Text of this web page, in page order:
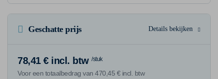
Geschatte prijs Details bekijken
78,41 € incl. btw /stuk
Voor een totaalbedrag van 470,45 € incl. btw